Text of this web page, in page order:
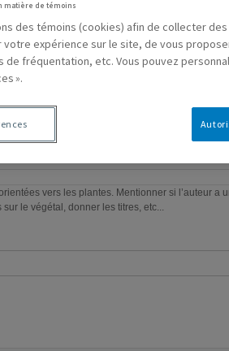
si l’auteur a une formation scientifique ou
sur le végétal, donner les titres, etc...
matière de témoins
des témoins (cookies) afin de collecter
votre expérience sur le site, de vous
de fréquentation, etc. Vous pouvez
».